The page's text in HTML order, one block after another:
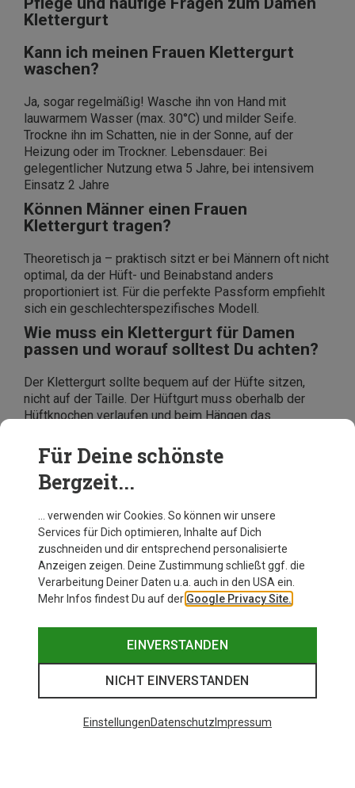
Klettergurt
Kann ich meinen Frauen Klettergurt
waschen?
Ja, sogar regelmäßig! Wasche ihn von Hand mit
lauwarmem Wasser (max. 30°C) und milder Seife.
Trockne ihn im Schatten, nie in der Sonne, auf der
Heizung oder im Trockner. Lebensdauer: Bei
gelegentlicher Nutzung etwa 5 Jahre, bei intensivem
Einsatz 2 Jahre
Können Männer einen Frauen
Klettergurt tragen?
Theoretisch ja – praktisch sitzt er bei Männern oft nicht
optimal, da der Hüft- und Beinabstand anders
proportioniert ist. Für die perfekte Passform empfiehlt
sich ein geschlechterspezifisches Modell.
Wie muss ein Klettergurt für Damen
passen und worauf solltest Du achten?
Der Klettergurt sollte bequem auf der Hüfte sitzen,
nicht auf der Taille. Der Hüftgurt muss oberhalb der
Hüftknochen verlaufen und beim Hängen das
dürfen eng, aber nicht einschnürend sitzen. Viele
Modelle, etwa von Petzl oder Mammut, bieten
elastische oder verstellbare Beinschlaufen für
individuelle Anpassung.
Für Deine schönste
Bergzeit...
… verwenden wir Cookies. So können wir unsere
Services für Dich optimieren, Inhalte auf Dich
zuschneiden und dir entsprechend personalisierte
Anzeigen zeigen. Deine Zustimmung schließt ggf. die
Verarbeitung Deiner Daten u.a. auch in den USA ein.
Mehr Infos findest Du auf der Google Privacy Site.
EINVERSTANDEN
NICHT EINVERSTANDEN
EinstellungenDatenschutz Impressum